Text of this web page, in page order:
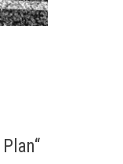
Plan“